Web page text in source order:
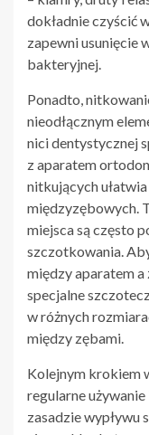
dokładnie czyścić
zapewni usunięcie
bakteryjnej.
Ponadto,
nieodłącznym
nici dentystycznej
z aparatem
nitkujących
międzyzębowych.
miejsca są często
szczotkowania.
między aparatem
specjalne
w różnych
między zębami.
Kolejnym krokiem
regularne
zasadzie wypływu